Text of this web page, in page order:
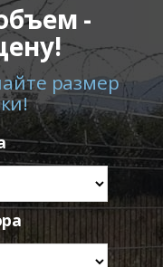
-
размер